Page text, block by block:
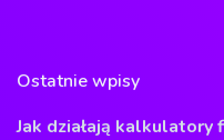
Ostatnie wpisy
Jak działają kalkulatory